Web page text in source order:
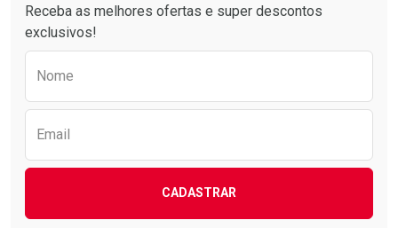
Receba as melhores ofertas e super descontos
exclusivos!
Nome
Email
CADASTRAR